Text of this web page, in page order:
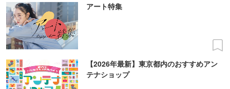
アート特集
【2026年最新】東京都内のおすすめアン
テナショップ